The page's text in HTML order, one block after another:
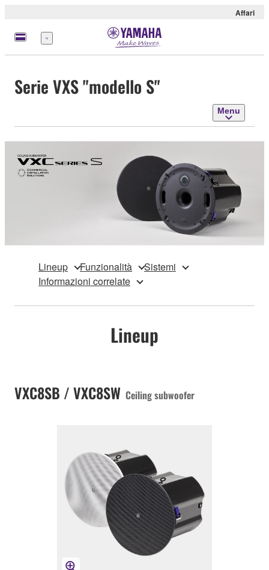
Affari
Menu
Serie VXS "modello S"
Menu
Lineup Funzionalità
Sistemi
Informazioni correlate
Lineup
VXC8SB / VXC8SW Ceiling subwoofer